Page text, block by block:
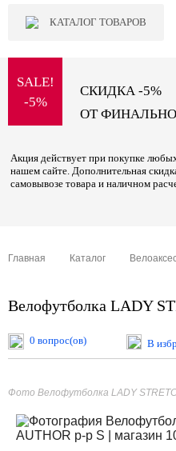
КАТАЛОГ ТОВАРОВ
SALE!
-5%
СКИДКА -5%
ОТ
Акция действует при покупке
нашем сайте. Дополнительная
самовывозе товара и наличном
Главная Каталог
Велофутболка LADY
0 вопрос(ов) В
Фото Велофутболка LADY